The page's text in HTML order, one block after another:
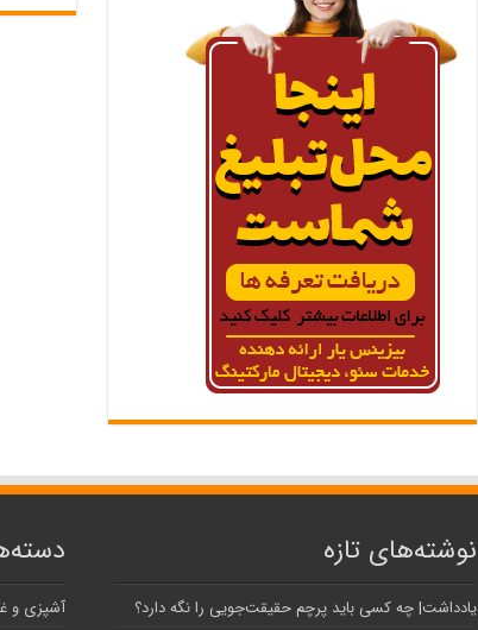
نوشته‌های تازه
یادداشت| ‌چه کسی باید پرچم حقیقت‌جویی را نگه دارد؟
آشپزی و